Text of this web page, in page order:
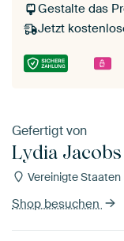
Gestalte das
Jetzt
Gefertigt von
Lydia Jacobs
Vereinigte Staaten
Shop besuchen